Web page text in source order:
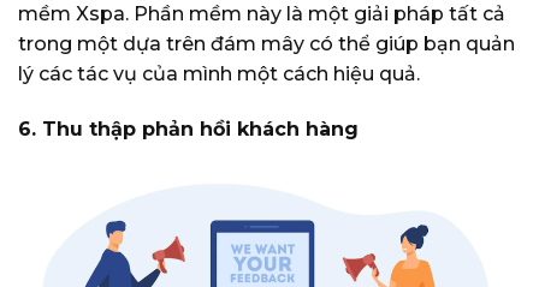
mềm Xspa. Phần mềm này là một giải pháp tất cả
trong một dựa trên đám mây có thể giúp bạn quản
lý các tác vụ của mình một cách hiệu quả.
6. Thu thập phản hồi khách hàng